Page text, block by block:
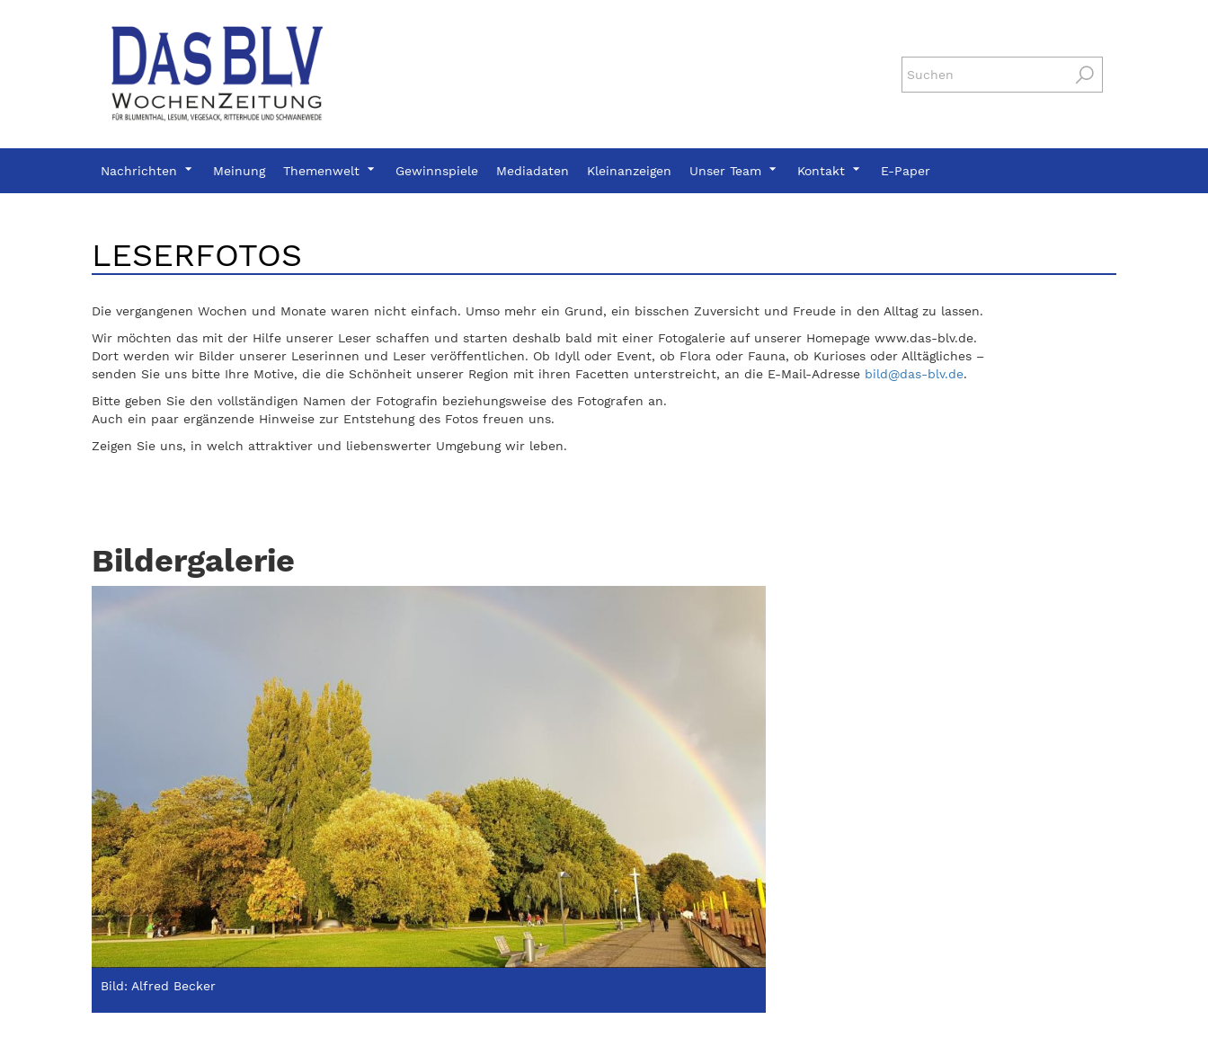
Nachrichten Meinung Themenwelt Gewinnspiele Mediadaten Kleinanzeigen Unser Team Kontakt E-Paper
LESERFOTOS
Die vergangenen Wochen und Monate waren nicht einfach. Umso mehr ein Grund, ein bisschen Zuversicht und Freude in den Alltag zu lassen.
Wir möchten das mit der Hilfe unserer Leser schaffen und starten deshalb bald mit einer Fotogalerie auf unserer Homepage www.das-blv.de.
Dort werden wir Bilder unserer Leserinnen und Leser veröffentlichen. Ob Idyll oder Event, ob Flora oder Fauna, ob Kurioses oder Alltägliches –
senden Sie uns bitte Ihre Motive, die die Schönheit unserer Region mit ihren Facetten unterstreicht, an die E-Mail-Adresse bild@das-blv.de.
Bitte geben Sie den vollständigen Namen der Fotografin beziehungsweise des Fotografen an.
Auch ein paar ergänzende Hinweise zur Entstehung des Fotos freuen uns.
Zeigen Sie uns, in welch attraktiver und liebenswerter Umgebung wir leben.
Bildergalerie
Bild: Alfred Becker